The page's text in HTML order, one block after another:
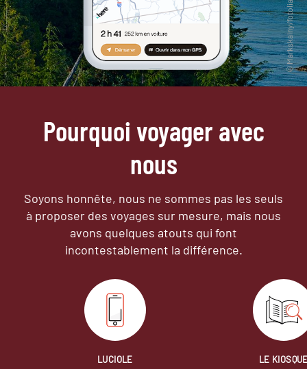
Pourquoi voyager avec
nous
Soyons honnête, nous ne sommes pas les seuls
à proposer des voyages sur mesure, mais nous
avons quelques atouts qui font
incontestablement la différence.
LUCIOLE
LE